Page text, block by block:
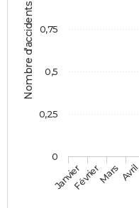
Nombre d'accidents
JanvierFévrierMars Avril
0
0,25
0,5
0,75